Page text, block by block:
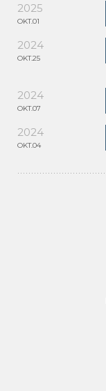
2025
OKT.01
2024
OKT.25
2024
OKT.07
2024
OKT.04